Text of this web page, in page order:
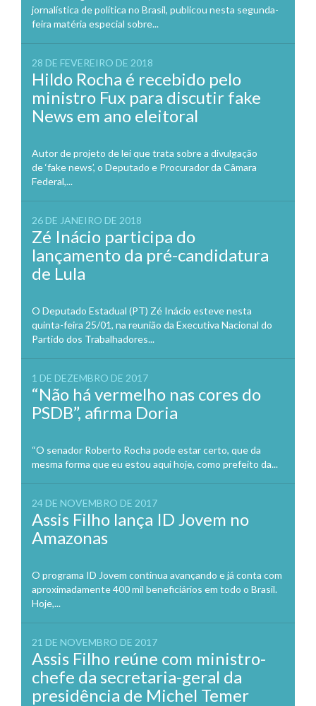
jornalística de política no Brasil, publicou nesta segunda-
feira matéria especial sobre...
28 DE FEVEREIRO DE 2018
Hildo Rocha é recebido pelo
ministro Fux para discutir fake
News em ano eleitoral
Autor de projeto de lei que trata sobre a divulgação
de ‘fake news’, o Deputado e Procurador da Câmara
Federal,...
26 DE JANEIRO DE 2018
Zé Inácio participa do
lançamento da pré-candidatura
de Lula
O Deputado Estadual (PT) Zé Inácio esteve nesta
quinta-feira 25/01, na reunião da Executiva Nacional do
Partido dos Trabalhadores...
1 DE DEZEMBRO DE 2017
“Não há vermelho nas cores do
PSDB”, afirma Doria
“O senador Roberto Rocha pode estar certo, que da
mesma forma que eu estou aqui hoje, como prefeito da...
24 DE NOVEMBRO DE 2017
Assis Filho lança ID Jovem no
Amazonas
O programa ID Jovem continua avançando e já conta com
aproximadamente 400 mil beneficiários em todo o Brasil.
Hoje,...
21 DE NOVEMBRO DE 2017
Assis Filho reúne com ministro-
chefe da secretaria-geral da
presidência de Michel Temer